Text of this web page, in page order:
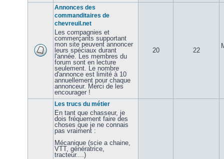
Annonces des
commanditaires de
chevreuil.net
Les compagnies et
commerçants supportant
mon site peuvent annoncer
leurs spéciaux durant
l'année. Les membres du
forum sont en lecture
seulement. Le nombre
d'annonce est limité à 10
annuellement pour chaque
annonceur. Merci de les
encourager !
20 22
Les trucs du métier
En tant que chasseur, je
dois fréquement faire des
choses que je ne connais
pas vraiment :
Mécanique (scie a chaine,
VTT, génératrice,
tracteur....)